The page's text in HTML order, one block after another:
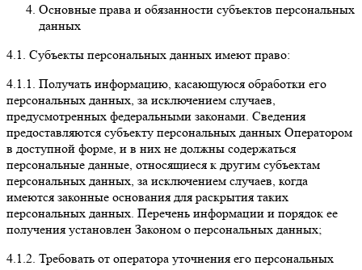
Основные права и обязанности субъектов персональных
данных
4.1. Субъекты персональных данных имеют право:
4.1.1. Получать информацию, касающуюся обработки его
персональных данных, за исключением случаев,
предусмотренных федеральными законами. Сведения
предоставляются субъекту персональных данных Оператором
в доступной форме, и в них не должны содержаться
персональные данные, относящиеся к другим субъектам
персональных данных, за исключением случаев, когда
имеются законные основания для раскрытия таких
персональных данных. Перечень информации и порядок ее
получения установлен Законом о персональных данных;
4.1.2. Требовать от оператора уточнения его персональных